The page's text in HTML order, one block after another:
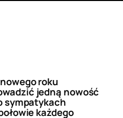
roku
jedną nowość
sympatykach
każdego